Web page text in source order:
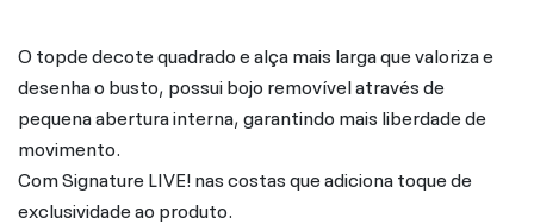
O topde decote quadrado e alça mais larga que valoriza e
desenha o busto, possui bojo removível através de
pequena abertura interna, garantindo mais liberdade de
movimento.
Com Signature LIVE! nas costas que adiciona toque de
exclusividade ao produto.